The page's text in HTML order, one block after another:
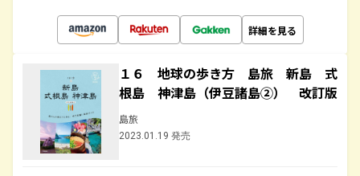
詳細を見る
１６ 地球の歩き方 島旅 新島 式
根島 神津島（伊豆諸島②） 改訂版
島旅
2023.01.19 発売